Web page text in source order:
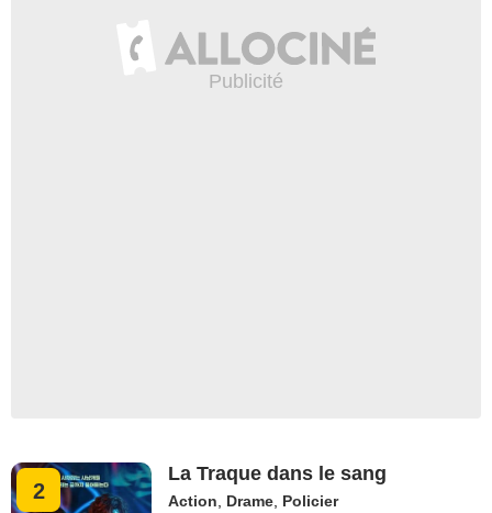
2
La Traque dans le sang
Action Drame Policier